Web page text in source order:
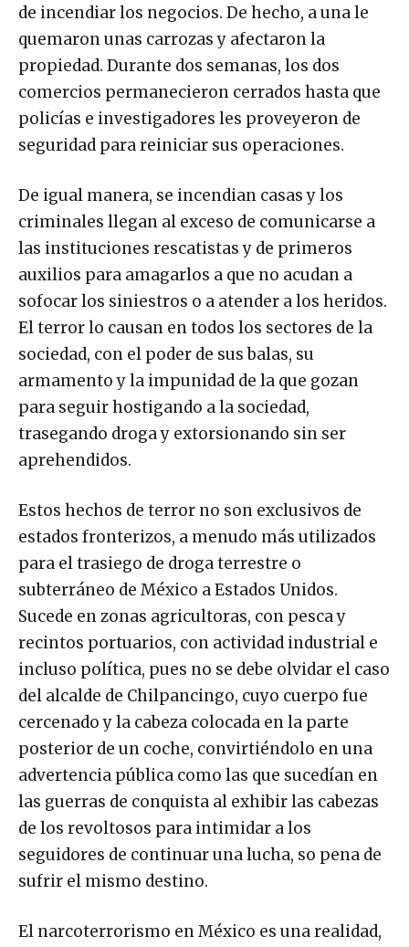
de incendiar los negocios. De hecho, a una le
quemaron unas carrozas y afectaron la
propiedad. Durante dos semanas, los dos
comercios permanecieron cerrados hasta que
policías e investigadores les proveyeron de
seguridad para reiniciar sus operaciones.
De igual manera, se incendian casas y los
criminales llegan al exceso de comunicarse a
las instituciones rescatistas y de primeros
auxilios para amagarlos a que no acudan a
sofocar los siniestros o a atender a los heridos.
El terror lo causan en todos los sectores de la
sociedad, con el poder de sus balas, su
armamento y la impunidad de la que gozan
para seguir hostigando a la sociedad,
trasegando droga y extorsionando sin ser
aprehendidos.
Estos hechos de terror no son exclusivos de
estados fronterizos, a menudo más utilizados
para el trasiego de droga terrestre o
subterráneo de México a Estados Unidos.
Sucede en zonas agricultoras, con pesca y
recintos portuarios, con actividad industrial e
incluso política, pues no se debe olvidar el caso
del alcalde de Chilpancingo, cuyo cuerpo fue
cercenado y la cabeza colocada en la parte
posterior de un coche, convirtiéndolo en una
advertencia pública como las que sucedían en
las guerras de conquista al exhibir las cabezas
de los revoltosos para intimidar a los
seguidores de continuar una lucha, so pena de
sufrir el mismo destino.
El narcoterrorismo en México es una realidad,